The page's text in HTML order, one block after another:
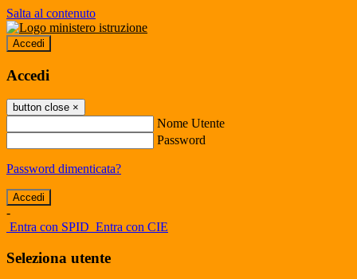
Salta al contenuto
Accedi
Accedi
button close ×
Nome Utente
Password
Password dimenticata?
-
Entra con SPID Entra con CIE
Seleziona utente